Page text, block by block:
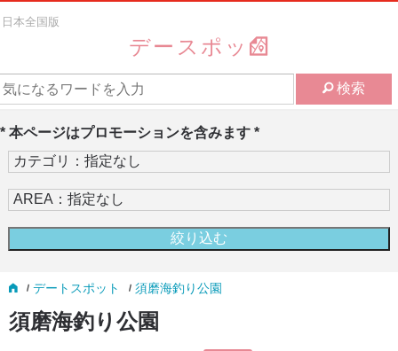
日本全国版
デースポッ
検索
* 本ページはプロモーションを含みます *
デートスポット 須磨海釣り公園
須磨海釣り公園